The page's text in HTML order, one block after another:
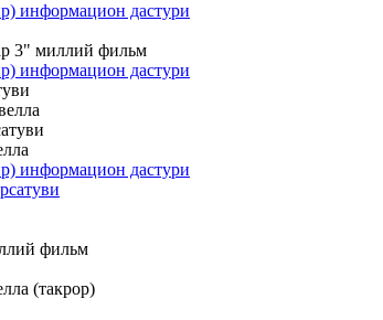
информацион дастури
3" миллий фильм
информацион дастури
информацион дастури
фильм
(такрор)